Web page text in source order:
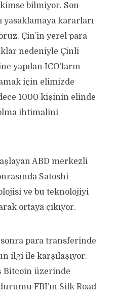
kimse bilmiyor. Son
kararları
Çin’in yerel para
nedeniyle Çinli
yapılan ICO’ların
için elimizde
1000 kişinin elinde
ihtimalini
ABD merkezli
Satoshi
ve bu teknolojiyi
ortaya çıkıyor.
para transferinde
ilgi ile karşılaşıyor.
Bitcoin üzerinde
FBI’ın Silk Road